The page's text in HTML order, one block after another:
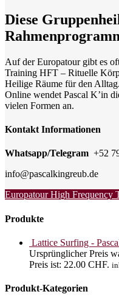
Diese
Auf der Europatour gibt es
Training HFT – Rituelle
Heilige Räume für den
Online wendet Pascal K’in
vielen Formen an.
Kontakt Informationen
Whatsapp/Telegram +52
info@pascalkingreub.de
EuropatourHigh Frequency
Produkte
Lattice Surfing -
Ursprünglicher Preis
Preis ist: 22.00 CHF.
Produkt-Kategorien